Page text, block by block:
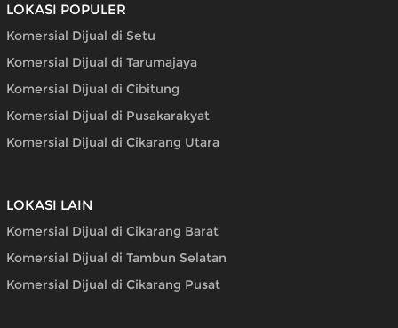
LOKASI POPULER
Komersial Dijual di Setu
Komersial Dijual di Tarumajaya
Komersial Dijual di Cibitung
Komersial Dijual di Pusakarakyat
Komersial Dijual di Cikarang Utara
LOKASI LAIN
Komersial Dijual di Cikarang Barat
Komersial Dijual di Tambun Selatan
Komersial Dijual di Cikarang Pusat